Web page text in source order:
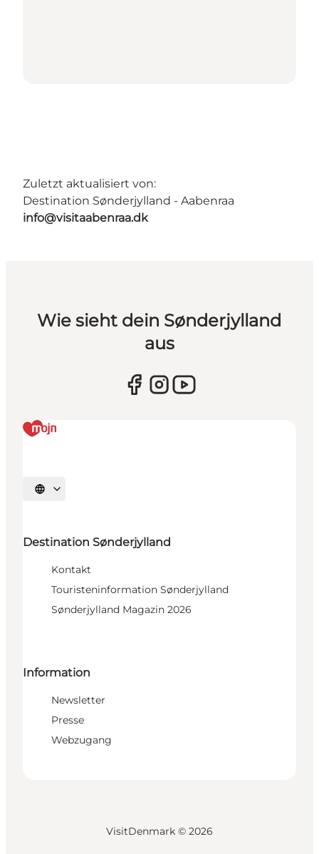
Zuletzt aktualisiert von:
Destination Sønderjylland - Aabenraa
info@visitaabenraa.dk
Wie sieht dein Sønderjylland
aus
Sprache auswählen
Destination Sønderjylland
Kontakt
Touristeninformation Sønderjylland
Sønderjylland Magazin 2026
Information
Newsletter
Presse
Webzugang
VisitDenmark © 2026